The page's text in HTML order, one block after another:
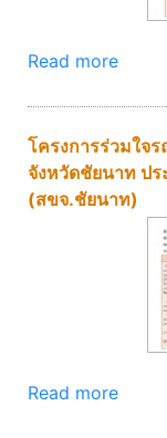
Read more
โครงการร่วมใจ
จังหวัดชัยนาท ป
(สขจ.ชัยนาท)
Read more